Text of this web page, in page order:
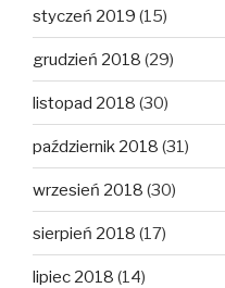
styczeń 2019 (15)
grudzień 2018 (29)
listopad 2018 (30)
październik 2018 (31)
wrzesień 2018 (30)
sierpień 2018 (17)
lipiec 2018 (14)